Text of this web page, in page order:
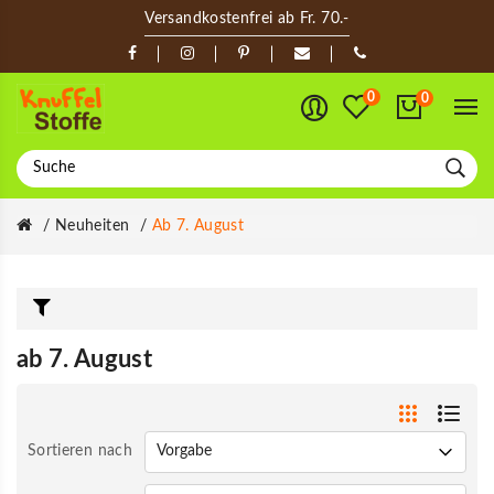
Versandkostenfrei ab Fr. 70.-
0 0
Neuheiten Ab 7. August
ab 7. August
Sortieren nach